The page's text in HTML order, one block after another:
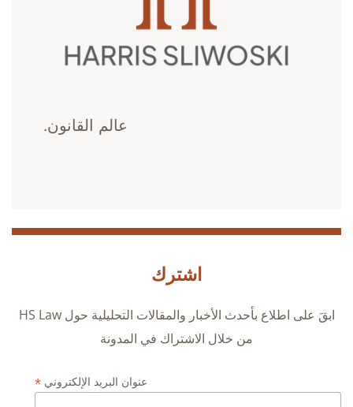
عالم القانون.
اشترك
ابقَ على اطلاع بأحدث الأخبار والمقالات التحليلية حول HS Law
من خلال الاشتراك في المدونة
عنوان البريد الإلكتروني*